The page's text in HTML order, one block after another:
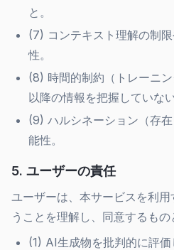
と。
(7) コンテキスト理解の制
性。
(8) 時間的制約（トレーニ
以降の情報を把握していな
(9) ハルシネーション（存
能性。
5. ユーザーの責任
ユーザーは、本サービスを利
うことを理解し、同意するもの
(1) AI生成物を批判的に評